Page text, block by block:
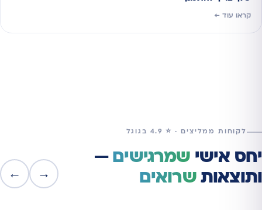
קראו עוד ←
לקוחות ממליצים · ⭐ 4.9 בגוגל
יחס אישי שמרגישים —
ותוצאותשרואים →
←